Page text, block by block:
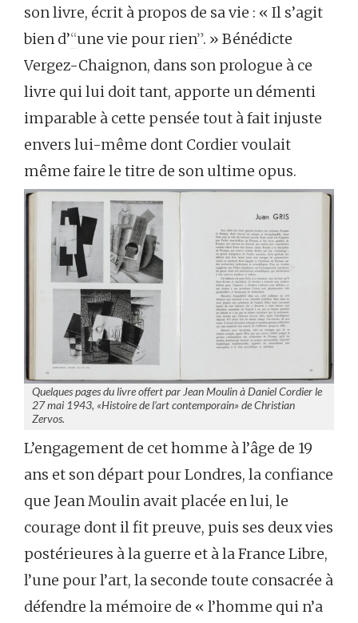
son livre, écrit à propos de sa vie : « Il s’agit
bien d’“une vie pour rien”. » Bénédicte
Vergez-Chaignon, dans son prologue à ce
livre qui lui doit tant, apporte un démenti
imparable à cette pensée tout à fait injuste
envers lui-même dont Cordier voulait
même faire le titre de son ultime opus.
Quelques pages du livre offert par Jean Moulin à Daniel Cordier le
27 mai 1943, «Histoire de l’art contemporain» de Christian
Zervos.
L’engagement de cet homme à l’âge de 19
ans et son départ pour Londres, la confiance
que Jean Moulin avait placée en lui, le
courage dont il fit preuve, puis ses deux vies
postérieures à la guerre et à la France Libre,
l’une pour l’art, la seconde toute consacrée à
défendre la mémoire de « l’homme qui n’a